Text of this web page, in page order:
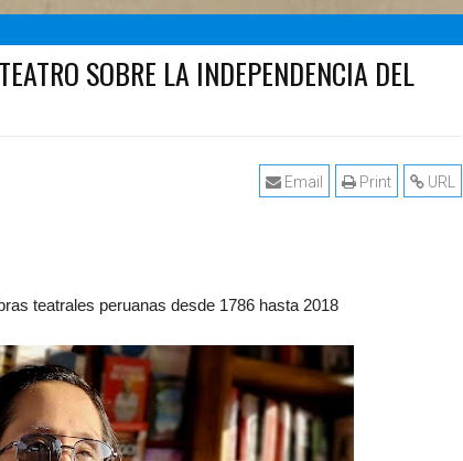
SOBRE LA INDEPENDENCIA DEL
URL
Print
Email
teatrales peruanas desde 1786 hasta 2018